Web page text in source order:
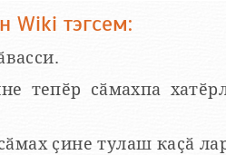
Wiki тэгсем:
тепӗр сӑмахпа
ҫине тулаш каҫӑ